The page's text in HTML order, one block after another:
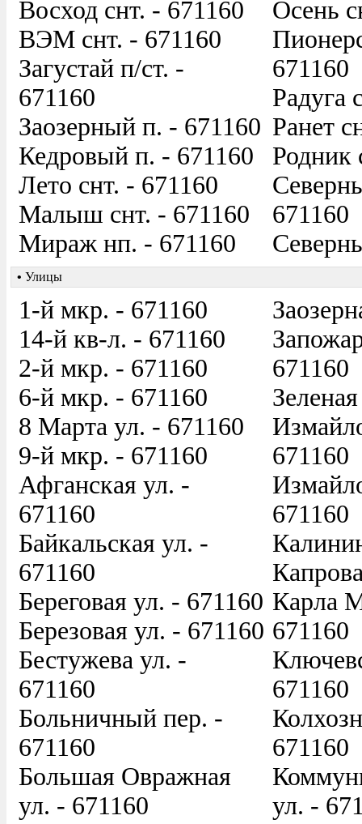
Восход снт. - 671160
ВЭМ снт. - 671160
Загустай п/ст. -
671160
Заозерный п. - 671160
Кедровый п. - 671160
Лето снт. - 671160
Малыш снт. - 671160
Мираж нп. - 671160
Осень
671160
Радуга
Ранет
Родник
671160
• Улицы
1-й мкр. - 671160
14-й кв-л. - 671160
2-й мкр. - 671160
6-й мкр. - 671160
8 Марта ул. - 671160
9-й мкр. - 671160
Афганская ул. -
671160
Байкальская ул. -
671160
Береговая ул. - 671160
Березовая ул. - 671160
Бестужева ул. -
671160
Больничный пер. -
671160
Большая Овражная
ул. - 671160
671160
671160
671160
Карла
671160
671160
671160
ул. -